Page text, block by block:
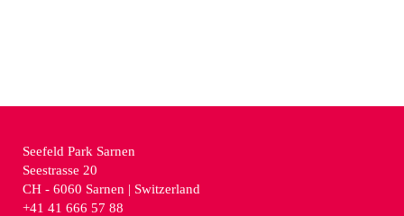
Seefeld Park Sarnen
Seestrasse 20
CH - 6060 Sarnen | Switzerland
+41 41 666 57 88